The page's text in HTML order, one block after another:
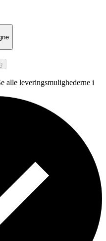
alle leveringsmulighederne i